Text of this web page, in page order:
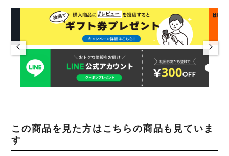
この商品を見た方はこちらの商品も見ていま
す